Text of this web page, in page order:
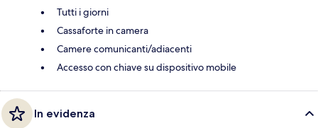
Tutti i giorni
Cassaforte in camera
Camere comunicanti/adiacenti
Accesso con chiave su dispositivo mobile
In evidenza